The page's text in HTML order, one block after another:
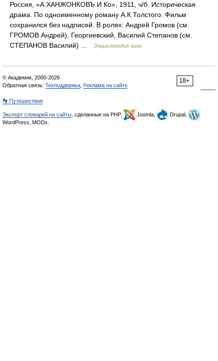
Россия, «А.ХАНЖОНКОВЪ И Ко», 1911, ч/б. Историческая
драма. По одноименному роману А.К.Толстого. Фильм
сохранился без надписей. В ролях: Андрей Громов (см.
ГРОМОВ Андрей), Георгиевский, Василий Степанов (см.
СТЕПАНОВ Василий) …
Энциклопедия кино
18+
© Академик, 2000-2026
Обратная связь: Техподдержка Реклама на сайте
👣 Путешествия
Экспорт словарей на сайты , сделанные на PHP, Joomla,
Drupal,
WordPress, MODx.